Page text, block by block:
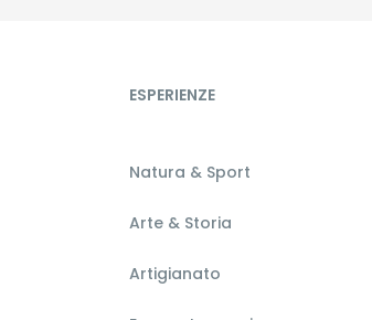
ESPERIENZE
Natura & Sport
Arte & Storia
Artigianato